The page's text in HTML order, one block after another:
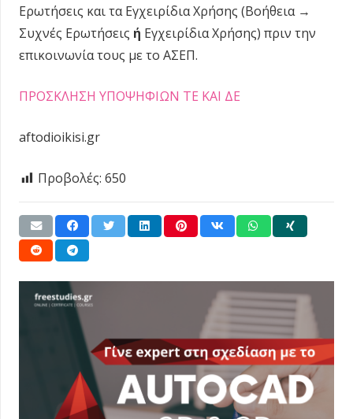
Ερωτήσεις και τα Εγχειρίδια Χρήσης (Βοήθεια →
Συχνές Ερωτήσεις ή Εγχειρίδια Χρήσης) πριν την
επικοινωνία τους με το ΑΣΕΠ.
ΠΡΟΣΚΛΗΣΗ ΥΠΟΨΗΦΙΩΝ ΤΕ ΚΑΙ ΔΕ
aftodioikisi.gr
Προβολές: 650